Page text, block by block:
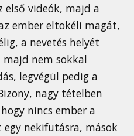
első videók, majd a
ember eltökéli magát,
a nevetés helyét
majd nem sokkal
legvégül pedig a
nagy tételben
nincs ember a
nekifutásra, mások